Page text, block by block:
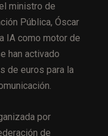
ministro de
Pública, Óscar
IA como motor de
han activado
de euros para la
por
de